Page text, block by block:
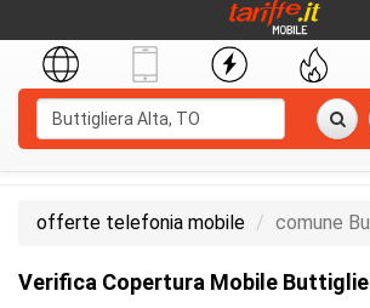
offerte telefonia mobile comune
Verifica Copertura Mobile